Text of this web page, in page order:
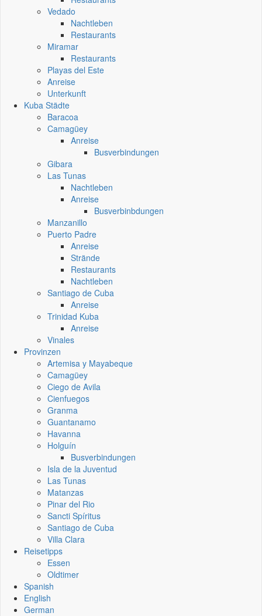
Vedado
Nachtleben
Restaurants
Miramar
Restaurants
Playas del Este
Anreise
Unterkunft
Kuba Städte
Baracoa
Camagüey
Anreise
Busverbindungen
Gibara
Las Tunas
Nachtleben
Anreise
Busverbinbdungen
Manzanillo
Puerto Padre
Anreise
Strände
Restaurants
Nachtleben
Santiago de Cuba
Anreise
Trinidad Kuba
Anreise
Vinales
Provinzen
Artemisa y Mayabeque
Camagüey
Ciego de Avila
Cienfuegos
Granma
Guantanamo
Havanna
Holguín
Busverbindungen
Isla de la Juventud
Las Tunas
Matanzas
Pinar del Rio
Sancti Spíritus
Santiago de Cuba
Villa Clara
Reisetipps
Essen
Oldtimer
Spanish
English
German